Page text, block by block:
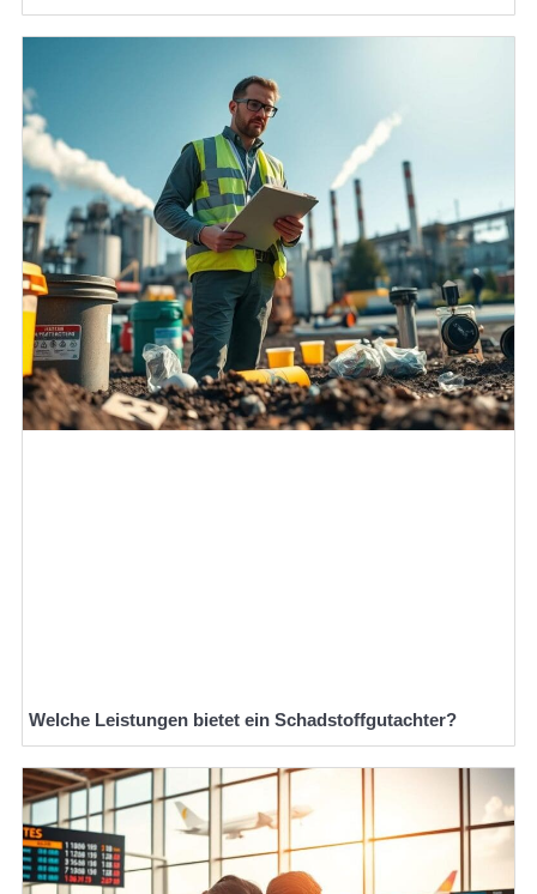
Welche Leistungen bietet ein Schadstoffgutachter?